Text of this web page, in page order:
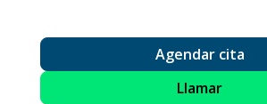
Agendar cita
Llamar